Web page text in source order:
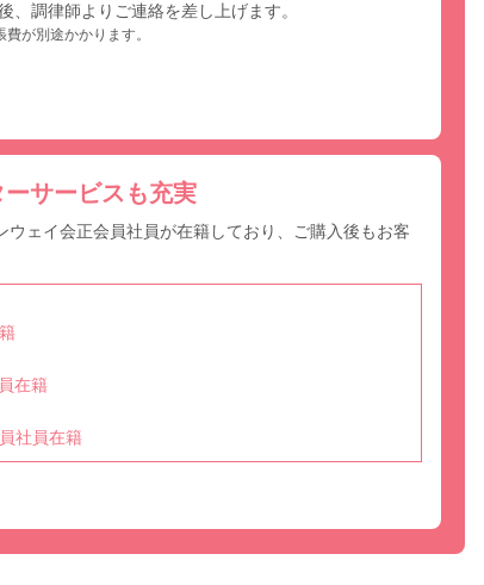
、調律師よりご連絡を差し上げます。
が別途かかります。
ーサービスも充実
ェイ会正会員社員が在籍しており、ご購入後もお客
在籍
社員在籍